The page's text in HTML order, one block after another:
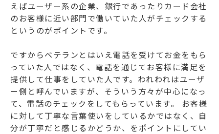
えばユーザー系の企業、銀行であったりカード会社
のお客様に近い部門で働いていた人がチェックする
というのがポイントです。
ですからベテランとはいえ電話を受けてお金をもら
っていた人ではなく、電話を通じてお客様に満足を
提供して仕事をしていた人です。われわれはユーザ
ー側と呼んでいますが、そういう方々が中心になっ
て、電話のチェックをしてもらっています。 お客様
に対して丁寧な言葉使いをしているかではなく、自
分が丁寧だと感じるかどうか、をポイントにしてい